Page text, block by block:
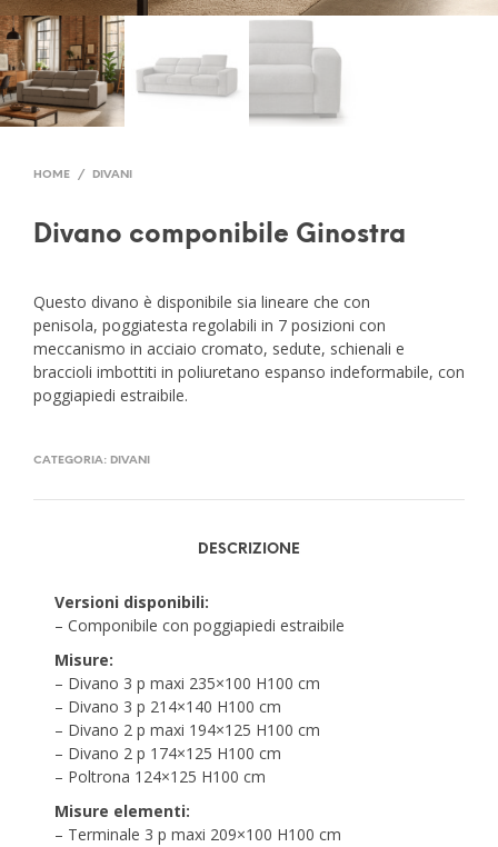
HOME / DIVANI
Divano componibile Ginostra
Questo divano è disponibile sia lineare che con
penisola, poggiatesta regolabili in 7 posizioni con
meccanismo in acciaio cromato, sedute, schienali e
braccioli imbottiti in poliuretano espanso indeformabile, con
poggiapiedi estraibile.
CATEGORIA: DIVANI
DESCRIZIONE
Versioni disponibili:
– Componibile con poggiapiedi estraibile
Misure:
– Divano 3 p maxi 235×100 H100 cm
– Divano 3 p 214×140 H100 cm
– Divano 2 p maxi 194×125 H100 cm
– Divano 2 p 174×125 H100 cm
– Poltrona 124×125 H100 cm
Misure elementi:
– Terminale 3 p maxi 209×100 H100 cm